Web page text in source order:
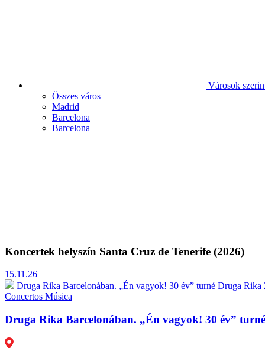
Városok
Összes város
Madrid
Barcelona
Barcelona
Koncertek helyszín Santa Cruz de Tenerife (2026)
15.11.26
Druga Rika Barcelonában. „Én vagyok! 30 év” turné Druga Rika
Concertos Música
Druga Rika Barcelonában. „Én vagyok! 30 év” turné